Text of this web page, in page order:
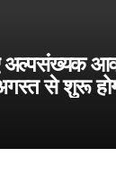
अल्पसंख्यक
से शुरू